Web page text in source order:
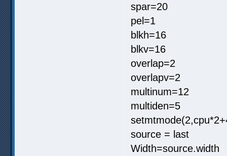
spar=20
pel=1
blkh=16
blkv=16
overlap=2
overlapv=2
multinum=12
multiden=5
source = last
Width=source.width